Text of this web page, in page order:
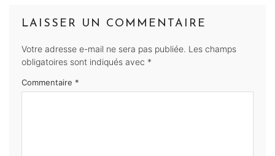
LAISSER UN COMMENTAIRE
Votre adresse e-mail ne sera pas publiée. Les champs
obligatoires sont indiqués avec *
Commentaire *